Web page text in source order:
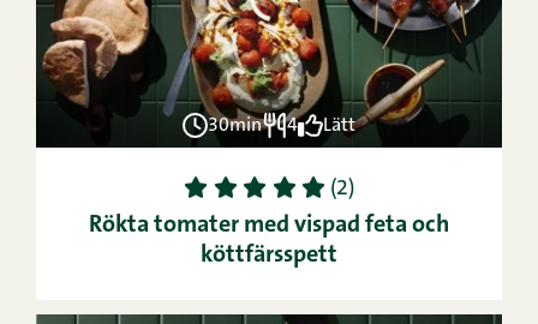
30min 4 Lätt
1 2 3 4 5 (2)
Rökta tomater med vispad feta och
köttfärsspett